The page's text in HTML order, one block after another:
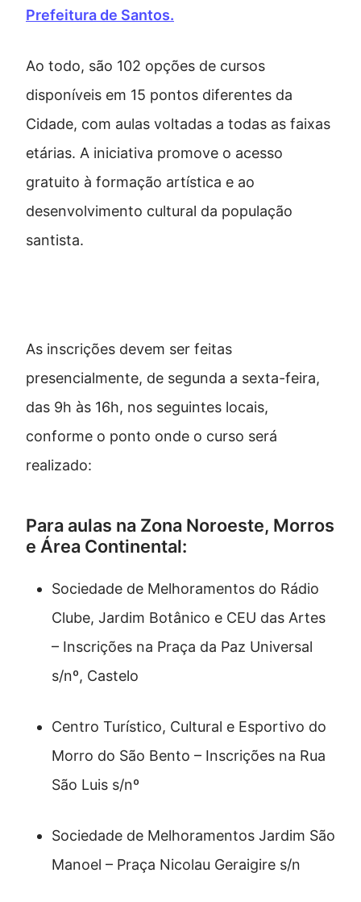
Prefeitura de Santos.
Ao todo, são 102 opções de cursos
disponíveis em 15 pontos diferentes da
Cidade, com aulas voltadas a todas as faixas
etárias. A iniciativa promove o acesso
gratuito à formação artística e ao
desenvolvimento cultural da população
santista.
As inscrições devem ser feitas
presencialmente, de segunda a sexta-feira,
das 9h às 16h, nos seguintes locais,
conforme o ponto onde o curso será
realizado:
Para aulas na Zona Noroeste, Morros
e Área Continental:
Sociedade de Melhoramentos do Rádio
Clube, Jardim Botânico e CEU das Artes
– Inscrições na Praça da Paz Universal
s/nº, Castelo
Centro Turístico, Cultural e Esportivo do
Morro do São Bento – Inscrições na Rua
São Luis s/nº
Sociedade de Melhoramentos Jardim São
Manoel – Praça Nicolau Geraigire s/n